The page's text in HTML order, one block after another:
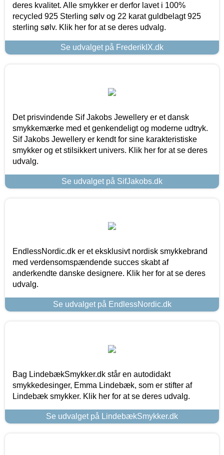
deres kvalitet. Alle smykker er derfor lavet i 100%
recycled 925 Sterling sølv og 22 karat guldbelagt 925
sterling sølv. Klik her for at se deres udvalg.
Se udvalget på FrederikIX.dk
Det prisvindende Sif Jakobs Jewellery er et dansk
smykkemærke med et genkendeligt og moderne udtryk.
Sif Jakobs Jewellery er kendt for sine karakteristiske
smykker og et stilsikkert univers. Klik her for at se deres
udvalg.
Se udvalget på SifJakobs.dk
EndlessNordic.dk er et eksklusivt nordisk smykkebrand
med verdensomspændende succes skabt af
anderkendte danske designere. Klik her for at se deres
udvalg.
Se udvalget på EndlessNordic.dk
Bag LindebækSmykker.dk står en autodidakt
smykkedesinger, Emma Lindebæk, som er stifter af
Lindebæk smykker. Klik her for at se deres udvalg.
Se udvalget på LindebækSmykker.dk